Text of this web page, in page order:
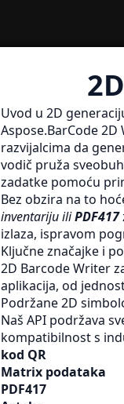
Uvod u 2D
Aspose.BarCode
razvijalcima da
vodič pruža
zadatke pomoću
Bez obzira na to
inventariju iliPDF417
izlaza, ispravom
Ključne značajke i
2D Barcode Writer
aplikacija, od
Podržane 2D
Naš API podržava
kompatibilnost s
kod QR
Matrix podataka
PDF417